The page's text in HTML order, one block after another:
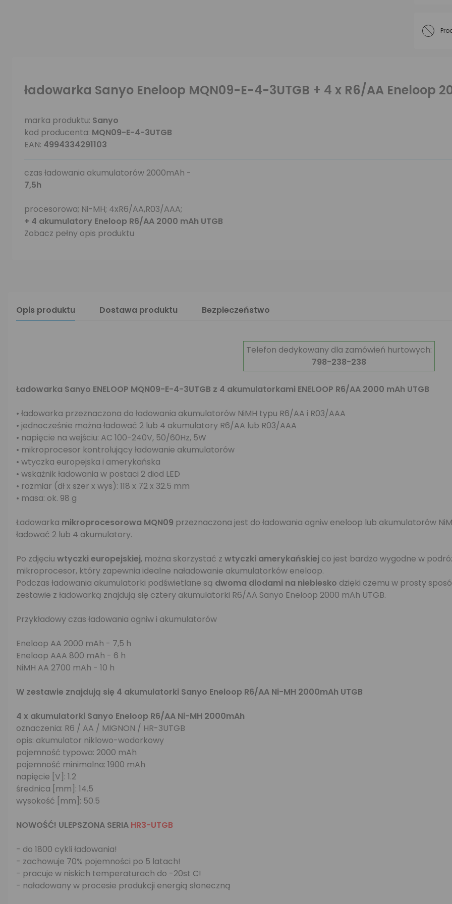
ładowarka Sanyo Eneloop MQN09-E-4-3UTGB + 4 x R6/AA Eneloop
marka produktu: Sanyo
kod producenta: MQN09-E-4-3UTGB
EAN: 4994334291103
czas ładowania akumulatorów 2000mAh -
7,5h
procesorowa; Ni-MH; 4xR6/AA,R03/AAA;
+ 4 akumulatory Eneloop R6/AA 2000 mAh UTGB
Zobacz pełny opis produktu
Opis produktu Dostawa produktu Bezpieczeństwo
Telefon dedykowany dla zamówień hurtowych:
798-238-238
Ładowarka Sanyo ENELOOP MQN09-E-4-3UTGB z 4 akumulatorkami ENELOOP R6/AA 2000 mAh UTGB
• ładowarka przeznaczona do ładowania akumulatorów NiMH typu R6/AA i R03/AAA
• jednocześnie można ładować 2 lub 4 akumulatory R6/AA lub R03/AAA
• napięcie na wejściu: AC 100-240V, 50/60Hz, 5W
• mikroprocesor kontrolujący ładowanie akumulatorów
• wtyczka europejska i amerykańska
• wskażnik ładowania w postaci 2 diod LED
• rozmiar (dł x szer x wys): 118 x 72 x 32.5 mm
• masa: ok. 98 g
Ładowarka mikroprocesorowa MQN09 przeznaczona jest do ładowania ogniw eneloop lub akumulatorów
ładować 2 lub 4 akumulatory.
Po zdjęciu wtyczki europejskiej, można skorzystać z wtyczki amerykańskiej co jest bardzo wygodne w
mikroprocesor, który zapewnia idealne naładowanie akumulatorków eneloop.
Podczas ładowania akumulatorki podświetlane są dwoma diodami na niebiesko dzięki czemu w prosty
zestawie z ładowarką znajdują się cztery akumulatorki R6/AA Sanyo Eneloop 2000 mAh UTGB.
Przykładowy czas ładowania ogniw i akumulatorów
Eneloop AA 2000 mAh - 7,5 h
Eneloop AAA 800 mAh - 6 h
NiMH AA 2700 mAh - 10 h
W zestawie znajdują się 4 akumulatorki Sanyo Eneloop R6/AA Ni-MH 2000mAh UTGB
4 x akumulatorki Sanyo Eneloop R6/AA Ni-MH 2000mAh
oznaczenia: R6 / AA / MIGNON / HR-3UTGB
opis: akumulator niklowo-wodorkowy
pojemność typowa: 2000 mAh
pojemność minimalna: 1900 mAh
napięcie [V]: 1.2
średnica [mm]: 14.5
wysokość [mm]: 50.5
NOWOŚĆ! ULEPSZONA SERIA HR3-UTGB
- do 1800 cykli ładowania!
- zachowuje 70% pojemności po 5 latach!
- pracuje w niskich temperaturach do -20st C!
- naładowany w procesie produkcji energią słoneczną